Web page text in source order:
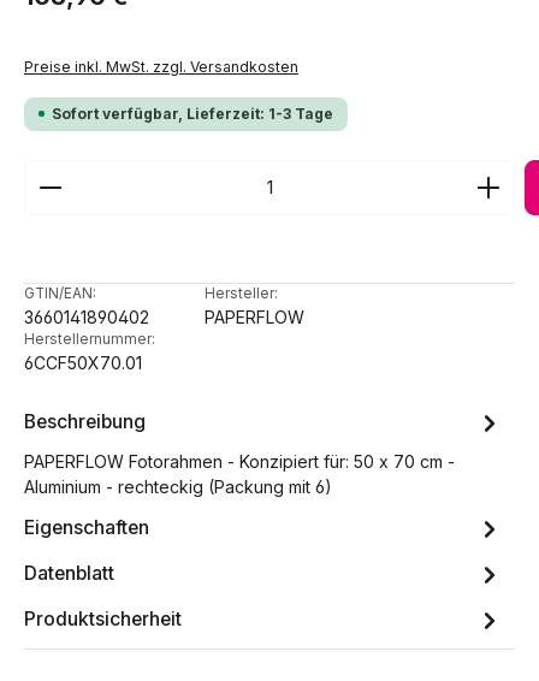
Preise inkl. MwSt. zzgl. Versandkosten
Sofort verfügbar, Lieferzeit: 1-3 Tage
Produkt Anzahl: Gib den gewünschten Wert ein
GTIN/EAN:
3660141890402
Hersteller:
PAPERFLOW
Herstellernummer:
6CCF50X70.01
Beschreibung
PAPERFLOW Fotorahmen - Konzipiert für: 50 x 70 cm -
Aluminium - rechteckig (Packung mit 6)
Eigenschaften
Datenblatt
Produktsicherheit